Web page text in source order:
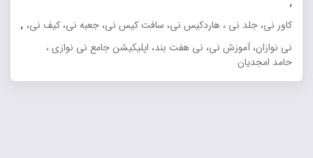
کاور نی، جلد نی ، هاردکیس نی، سافت کیس نی، جعبه نی، کیف نی، ,
نی نوازان، آموزش نی، نی هفت بند، اپلیکیشن جامع نی نوازی ،
حامد امجدیان